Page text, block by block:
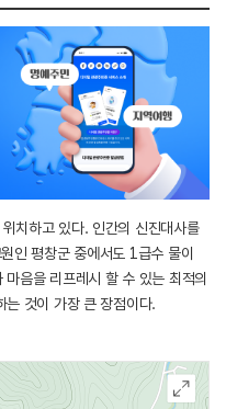
치하고 있다. 인간의 신진대사를
인 평창군 중에서도 1급수 물이
음을 리프레시 할 수 있는 최적의
는 것이 가장 큰 장점이다.